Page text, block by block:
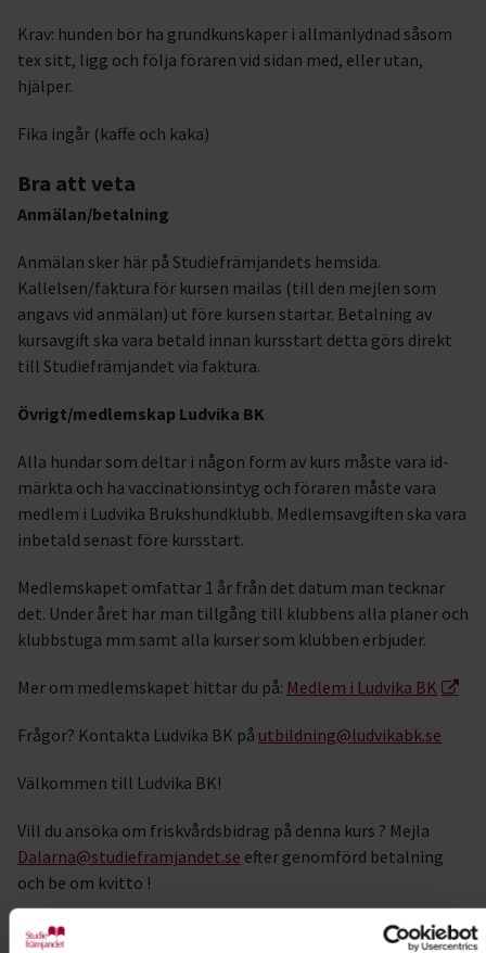
Krav: hunden bör ha grundkunskaper i allmänlydnad såsom
tex sitt, ligg och följa föraren vid sidan med, eller utan,
hjälper.
Fika ingår (kaffe och kaka)
Bra att veta
Anmälan/betalning
Anmälan sker här på Studiefrämjandets hemsida.
Kallelsen/faktura för kursen mailas (till den mejlen som
angavs vid anmälan) ut före kursen startar. Betalning av
kursavgift ska vara betald innan kursstart detta görs direkt
till Studiefrämjandet via faktura.
Övrigt/medlemskap Ludvika BK
Alla hundar som deltar i någon form av kurs måste vara id-
märkta och ha vaccinationsintyg och föraren måste vara
medlem i Ludvika Brukshundklubb. Medlemsavgiften ska vara
inbetald senast före kursstart.
Medlemskapet omfattar 1 år från det datum man tecknar
det. Under året har man tillgång till klubbens alla planer och
klubbstuga mm samt alla kurser som klubben erbjuder.
Mer om medlemskapet hittar du på: Medlem i Ludvika BK
Frågor? Kontakta Ludvika BK på utbildning@ludvikabk.se
Välkommen till Ludvika BK!
Vill du ansöka om friskvårdsbidrag på denna kurs ? Mejla
Dalarna@studieframjandet.se efter genomförd betalning
och be om kvitto !
Kursledare